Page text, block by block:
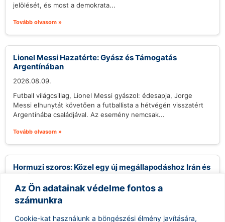
Az Ön adatainak védelme fontos a
számunkra
Cookie-kat használunk a böngészési élmény javítására,
jelölését, és most a demokrata...
Tovább olvasom »
Lionel Messi Hazatérte: Gyász és Támogatás
Argentínában
2026.08.09.
Futball világcsillag, Lionel Messi gyászol: édesapja, Jorge
Messi elhunytát követően a futballista a hétvégén visszatért
Argentínába családjával. Az esemény nemcsak...
Tovább olvasom »
Hormuzi szoros: Közel egy új megállapodáshoz Irán és
Omán
2026.08.09.
Irán közel áll egy új megállapodás aláírásához Ománnal, amely
egy új tengeri tranzitútvonalat hozna létre a Hormuzi-